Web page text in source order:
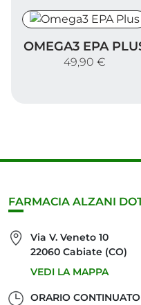
OMEGA3 EPA
49,90 €
FARMACIA ALZANI
Via V. Veneto 10
22060 Cabiate (CO)
VEDI LA MAPPA
ORARIO CONTINUATO